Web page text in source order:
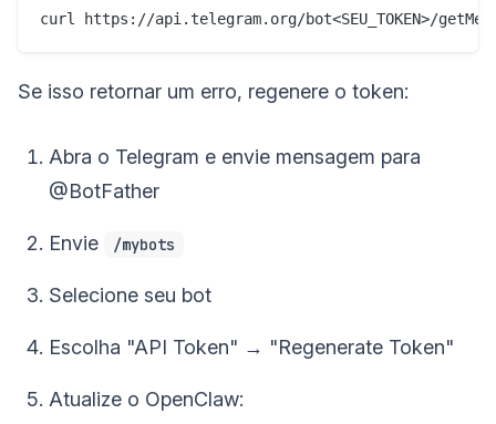
Se isso retornar um erro, regenere o token:
Abra o Telegram e envie mensagem para
@BotFather
Envie /mybots
Selecione seu bot
Escolha "API Token" → "Regenerate Token"
Atualize o OpenClaw: